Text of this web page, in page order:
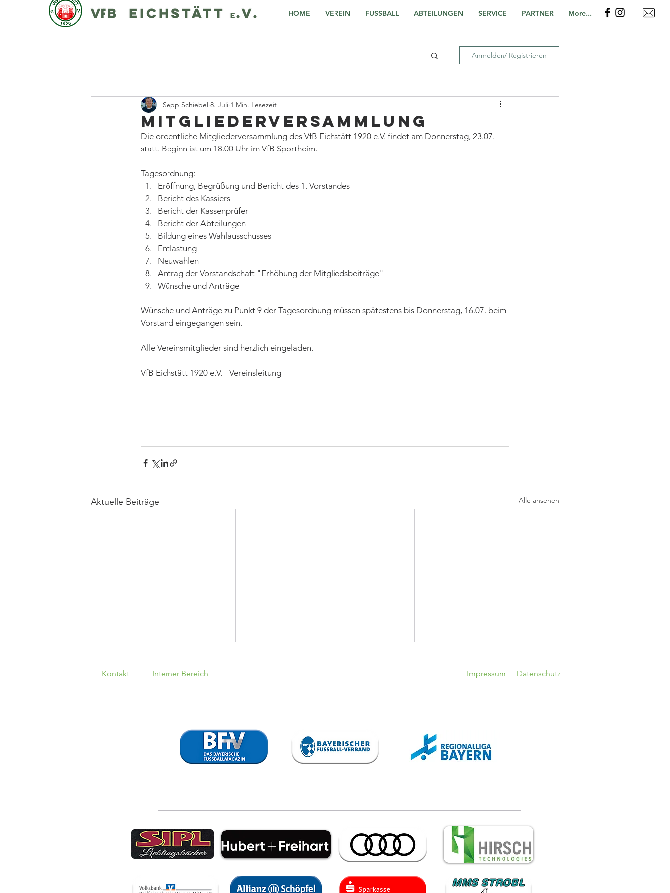
HOME VEREIN FUSSBALL ABTEILUNGEN SERVICE PARTNER More...
Anmelden/ Registrieren
Mitgliederversammlung
Sepp Schiebel 8. Juli 1 Min. Lesezeit
Die ordentliche Mitgliederversammlung des VfB Eichstätt 1920 e.V. findet am Donnerstag, 23.07.
statt. Beginn ist um 18.00 Uhr im VfB Sportheim.
Tagesordnung:
Eröffnung, Begrüßung und Bericht des 1. Vorstandes
Bericht des Kassiers
Bericht der Kassenprüfer
Bericht der Abteilungen
Bildung eines Wahlausschusses
Entlastung
Neuwahlen
Antrag der Vorstandschaft "Erhöhung der Mitgliedsbeiträge"
Wünsche und Anträge
Wünsche und Anträge zu Punkt 9 der Tagesordnung müssen spätestens bis Donnerstag, 16.07. beim
Vorstand eingegangen sein.
Alle Vereinsmitglieder sind herzlich eingeladen.
VfB Eichstätt 1920 e.V. - Vereinsleitung
Aktuelle Beiträge Alle ansehen
SpVgg Lam - VfB
VfB trennt
sich von
Steffen Israel
Totopokal!
SpVgg Lam - VfB
Kontakt Interner Bereich Impressum Datenschutz